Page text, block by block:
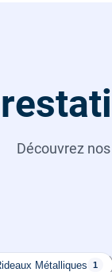
Découvrez
Métalliques 1